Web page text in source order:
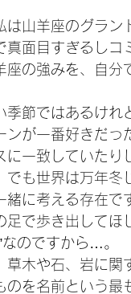
は山羊座のグラン
真面目すぎるし
座の強みを、自
節ではあるけれ
ンが一番好きだ
一致していたり
でも世界は万年
に考える存在で
足で歩き出して
のですから…。
草木や石、岩に
を名前という最